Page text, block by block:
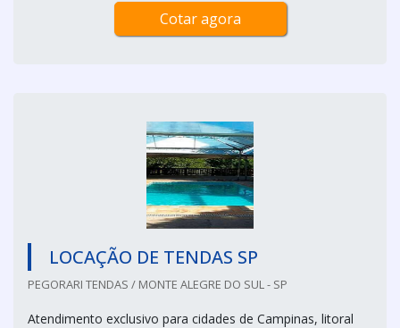
Cotar agora
LOCAÇÃO DE TENDAS SP
PEGORARI TENDAS / MONTE ALEGRE DO SUL - SP
Atendimento exclusivo para cidades de Campinas, litoral